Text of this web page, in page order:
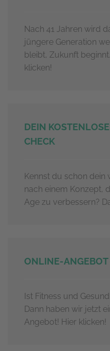
Nach 41 Jahren wird
jüngere Generation
bleibt, Zukunft
klicken!
DEIN
CHECK
Kennst du schon dein
nach einem Konzept,
Age zu verbessern?
ONLINE-ANGEBOT
Ist Fitness und
Dann haben wir jetzt
Angebot! Hier klicken!